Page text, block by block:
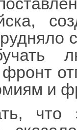
и
что